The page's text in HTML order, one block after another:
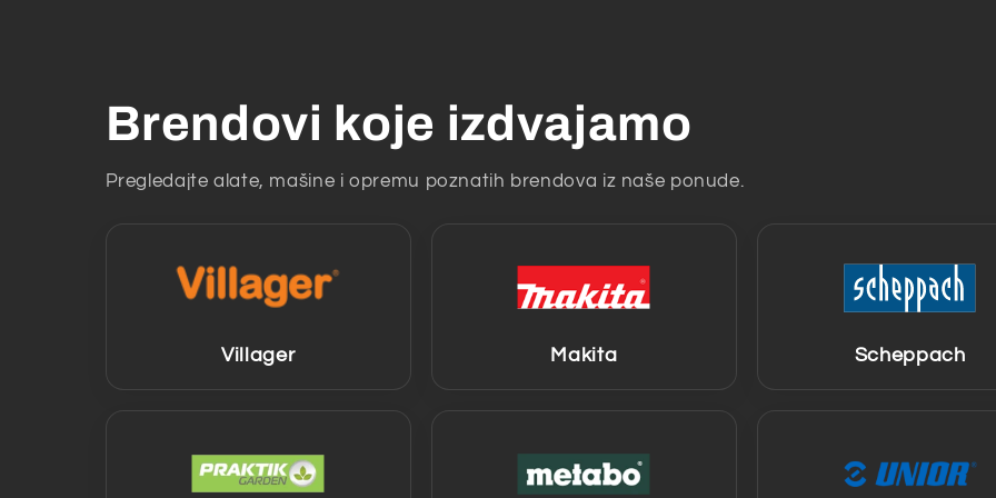
Brendovi koje izdvajamo
Pregledajte alate, mašine i opremu poznatih brendova iz naše ponude.
Villager Makita Scheppach